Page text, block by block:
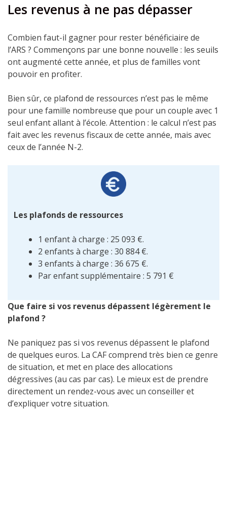
Les revenus à ne pas dépasser
Combien faut-il gagner pour rester bénéficiaire de
l’ARS ? Commençons par une bonne nouvelle : les seuils
ont augmenté cette année, et plus de familles vont
pouvoir en profiter.
Bien sûr, ce plafond de ressources n’est pas le même
pour une famille nombreuse que pour un couple avec 1
seul enfant allant à l’école. Attention : le calcul n’est pas
fait avec les revenus fiscaux de cette année, mais avec
ceux de l’année N-2.
Les plafonds de ressources
1 enfant à charge : 25 093 €.
2 enfants à charge : 30 884 €.
3 enfants à charge : 36 675 €.
Par enfant supplémentaire : 5 791 €
Que faire si vos revenus dépassent légèrement le
plafond ?
Ne paniquez pas si vos revenus dépassent le plafond
de quelques euros. La CAF comprend très bien ce genre
de situation, et met en place des allocations
dégressives (au cas par cas). Le mieux est de prendre
directement un rendez-vous avec un conseiller et
d’expliquer votre situation.